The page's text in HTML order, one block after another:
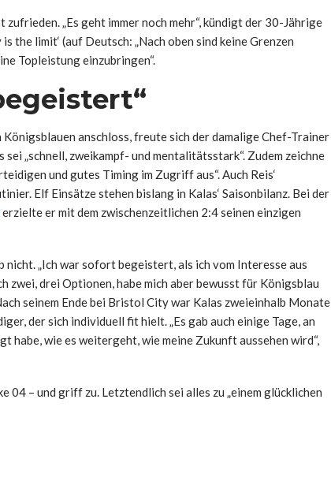
„Es geht immer noch mehr“, kündigt der 30-Jährige
the limit‘ (auf Deutsch: „Nach oben sind keine Grenzen
Topleistung einzubringen“.
anschloss, freute sich der damalige Chef-Trainer
„schnell, zweikampf- und mentalitätsstark“. Zudem zeichne
und gutes Timing im Zugriff aus“. Auch Reis‘
Elf Einsätze stehen bislang in Kalas‘ Saisonbilanz. Bei der
erzielte er mit dem zwischenzeitlichen 2:4 seinen einzigen
nicht. „Ich war sofort begeistert, als ich vom Interesse aus
zwei, drei Optionen, habe mich aber bewusst für Königsblau
seinem Ende bei Bristol City war Kalas zweieinhalb Monate
der sich individuell fit hielt. „Es gab auch einige Tage, an
habe, wie es weitergeht, wie meine Zukunft aussehen wird“,
04 – und griff zu. Letztendlich sei alles zu „einem glücklichen